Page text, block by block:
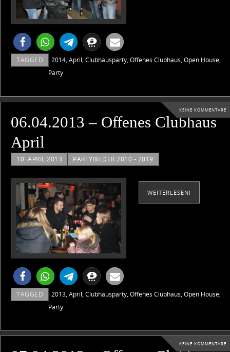
TAGGED 2014,April,Clubhausparty,Offenes Clubhaus,Open House,
Party
KEINE KOMMENTARE
06.04.2013 – Offenes Clubhaus
April
10. APRIL 2013 PARTYBILDER 2010 - 2019
WEITERLESEN!
TAGGED 2013,April,Clubhausparty,Offenes Clubhaus,Open House,
Party
KEINE KOMMENTARE